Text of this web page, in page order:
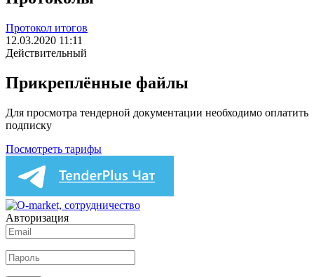
Протокол итогов
12.03.2020 11:11
Действительный
Прикреплённые файлы
Для просмотра тендерной документации необходимо оплатить
подписку
Посмотреть тарифы
Авторизация